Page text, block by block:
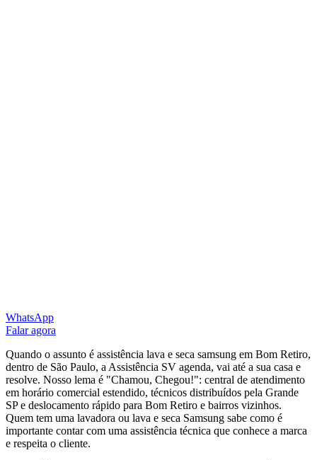
WhatsApp
Falar agora
Quando o assunto é assistência lava e seca samsung em Bom Retiro,
dentro de São Paulo, a Assistência SV agenda, vai até a sua casa e
resolve. Nosso lema é "Chamou, Chegou!": central de atendimento
em horário comercial estendido, técnicos distribuídos pela Grande
SP e deslocamento rápido para Bom Retiro e bairros vizinhos.
Quem tem uma lavadora ou lava e seca Samsung sabe como é
importante contar com uma assistência técnica que conhece a marca
e respeita o cliente.